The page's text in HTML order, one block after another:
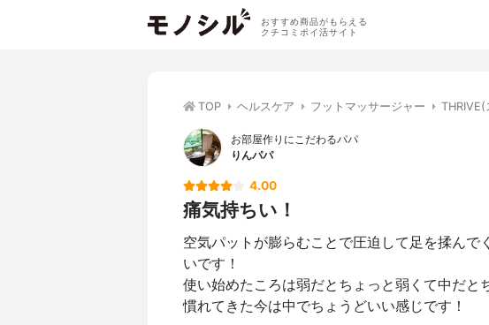
おすすめ商品がもらえる
クチコミポイ活サイト
TOP ヘルスケア フットマッサージャー
お部屋作りにこだわるパパ
りんパパ
4.00
痛気持ちい！
空気パットが膨らむことで圧迫して足を揉ん
いです！
使い始めたころは弱だとちょっと弱くて中だと
慣れてきた今は中でちょうどいい感じです！